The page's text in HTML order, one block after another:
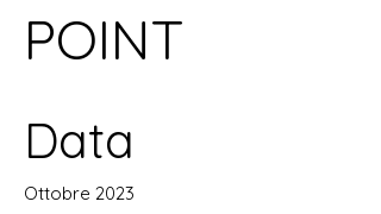
POINT
Data
Ottobre 2023